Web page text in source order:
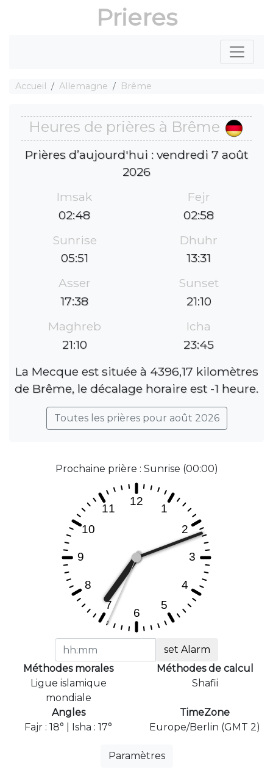
Prieres
Accueil Allemagne Brême
Heures de prières à Brême
Prières d’aujourd'hui : vendredi 7 août
2026
Imsak
02:48
Fejr
02:58
Sunrise
05:51
Dhuhr
13:31
Asser
17:38
Sunset
21:10
Maghreb
21:10
Icha
23:45
La Mecque est située à 4396,17 kilomètres
de Brême, le décalage horaire est -1 heure.
Toutes les prières pour août 2026
Prochaine prière : Sunrise (00:00)
set Alarm
Méthodes morales
Ligue islamique
mondiale
Méthodes de calcul
Shafii
Angles
Fajr : 18° | Isha : 17°
TimeZone
Europe/Berlin (GMT 2)
Paramètres